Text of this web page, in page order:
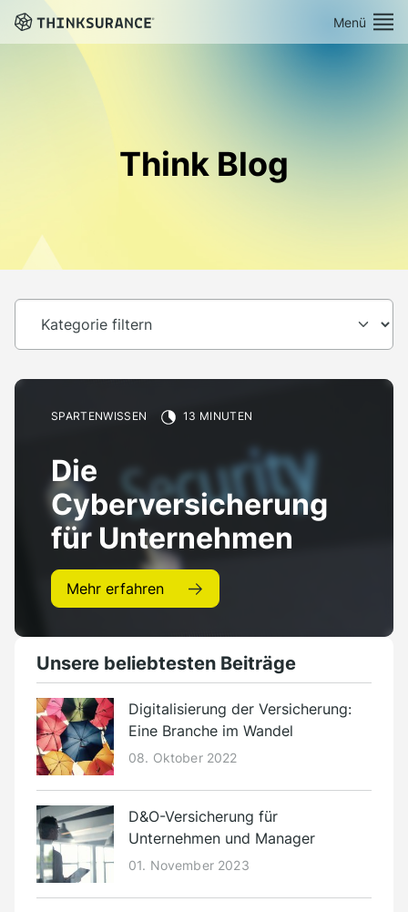
Menü
Preise
Deutsch
Think Blog
SPARTENWISSEN 13 MINUTEN
Die
Cyberversicherung
für Unternehmen
Mehr erfahren
Unsere beliebtesten Beiträge
Digitalisierung der Versicherung:
Eine Branche im Wandel
08. Oktober 2022
D&O-Versicherung für
Unternehmen und Manager
01. November 2023